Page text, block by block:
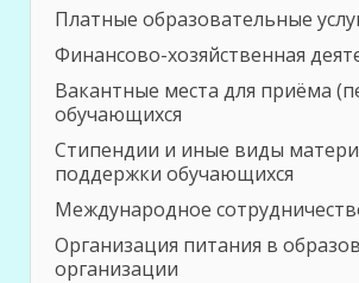
Платные образовательные
Финансово-хозяйственная
Вакантные места для приёма
обучающихся
Стипендии и иные виды
поддержки обучающихся
Международное
Организация питания в
организации